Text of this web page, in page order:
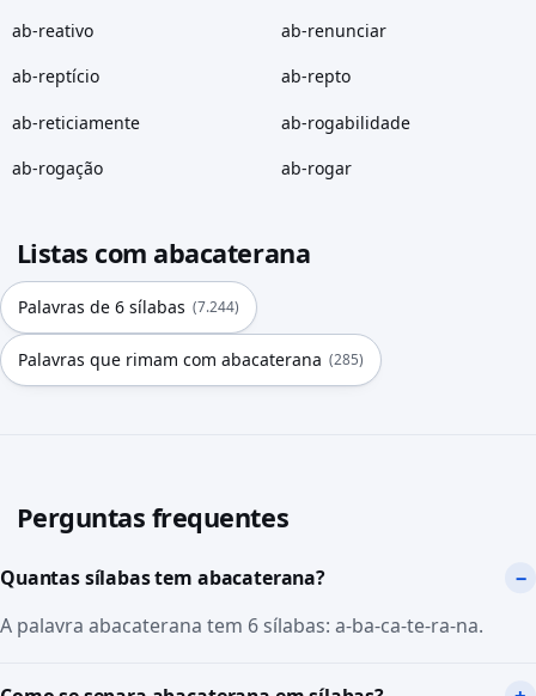
ab-reativo ab-renunciar
ab-reptício ab-repto
ab-reticiamente ab-rogabilidade
ab-rogação ab-rogar
Listas com abacaterana
Palavras de 6 sílabas (7.244)
Palavras que rimam com abacaterana (285)
Perguntas frequentes
Quantas sílabas tem abacaterana?
A palavra abacaterana tem 6 sílabas: a-ba-ca-te-ra-na.